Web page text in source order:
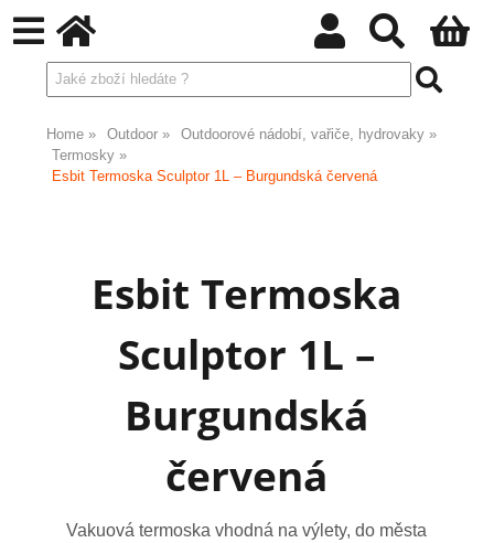
Home Outdoor
Outdoorové nádobí, vařiče, hydrovaky
Termosky
Esbit Termoska Sculptor 1L – Burgundská červená
Esbit Termoska
Sculptor 1L –
Burgundská
červená
Vakuová termoska vhodná na výlety, do města